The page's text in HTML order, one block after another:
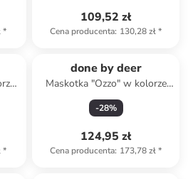
*
109,52 zł
Cena producenta: 130,28 zł*
*
done by deer
Maskotka "Ozzo" w kolorze
jasnoróżowym - 0+
-28%
124,95 zł
Cena producenta: 173,78 zł*